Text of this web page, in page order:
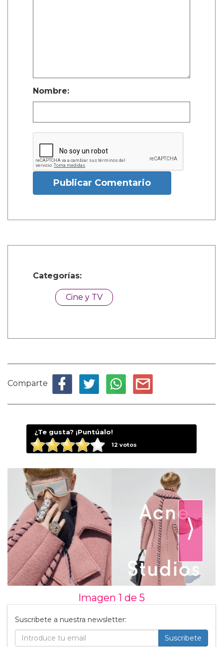
Nombre:
Publicar Comentario
Categorías:
Cine y TV
Comparte
¿Te gusta? ¡Puntúalo!
12 votos
⟩
Imagen 1 de 5
Suscribete a nuestra newsletter:
Suscribete